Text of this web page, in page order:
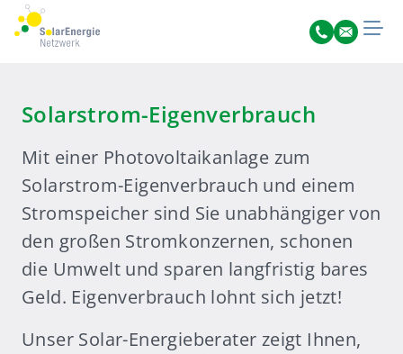
Solarstrom-Eigenverbrauch
Mit einer Photovoltaikanlage zum
Solarstrom-Eigenverbrauch und einem
Stromspeicher sind Sie unabhängiger von
den großen Stromkonzernen, schonen
die Umwelt und sparen langfristig bares
Geld. Eigenverbrauch lohnt sich jetzt!
Unser Solar-Energieberater zeigt Ihnen,